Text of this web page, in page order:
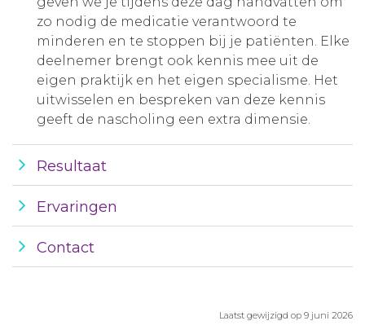
zo nodig de medicatie verantwoord te
minderen en te stoppen bij je patiënten. Elke
deelnemer brengt ook kennis mee uit de
eigen praktijk en het eigen specialisme. Het
uitwisselen en bespreken van deze kennis
geeft de nascholing een extra dimensie.
Resultaat
Ervaringen
Contact
Laatst gewijzigd op 9 juni 2026